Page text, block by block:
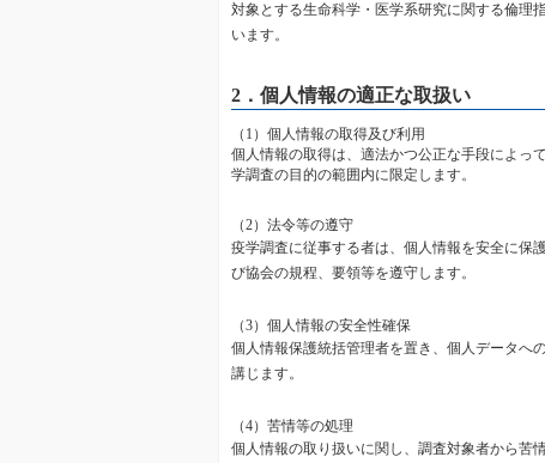
対象とする生命科学・医学系研究に関する倫理
います。
2．個人情報の適正な取扱い
（1）個人情報の取得及び利用
個人情報の取得は、適法かつ公正な手段によっ
学調査の目的の範囲内に限定します。
（2）法令等の遵守
疫学調査に従事する者は、個人情報を安全に保
び協会の規程、要領等を遵守します。
（3）個人情報の安全性確保
個人情報保護統括管理者を置き、個人データへ
講じます。
（4）苦情等の処理
個人情報の取り扱いに関し、調査対象者から苦